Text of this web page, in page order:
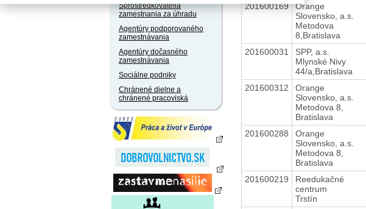
Sprostredkovatelia
zamestnania za úhradu
Agentúry podporovaného
zamestnávania
Agentúry dočasného
zamestnávania
Sociálne podniky
Chránené dielne a
chránené pracoviská
201600169
Orange
Slovensko, a.s.
Metodova
8,Bratislava
201600031
SPP, a.s.
Mlynské Nivy
44/a,Bratislava
201600312
Orange
Slovensko, a.s.
Metodova 8,
Bratislava
201600288
Orange
Slovensko, a.s.
Metodova 8,
Bratislava
201600219
Reedukačné
centrum
Trstín